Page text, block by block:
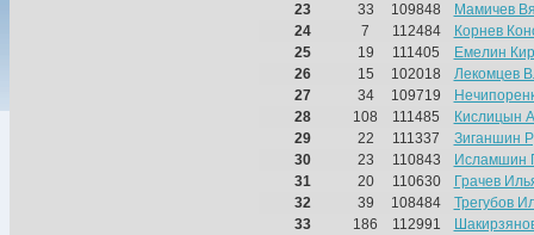
23
33 109848
Мамичев
24
7 112484
Корнев
25
19 111405
Емелин
26
15 102018
Лекомцев
27
34 109719
28
108 111485
Кислицын
29
22 111337
Зиганшин
30
23 110843
Исламшин
31
20 110630
Грачев
32
39 108484
Трегубов
33
186 112991